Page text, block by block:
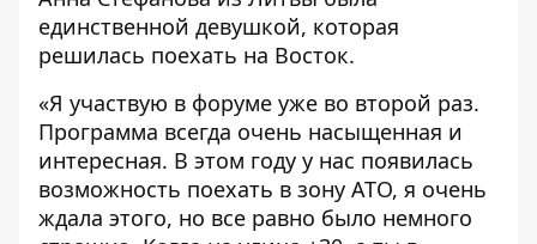
единственной девушкой, которая
решилась поехать на Восток.
«Я участвую в форуме уже во второй раз.
Программа всегда очень насыщенная и
интересная. В этом году у нас появилась
возможность поехать в зону АТО, я очень
ждала этого, но все равно было немного